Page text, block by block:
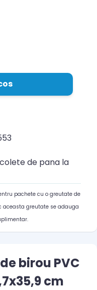
de pana la
pachete cu o greutate de
aceasta greutate se adauga
birou PVC
cm